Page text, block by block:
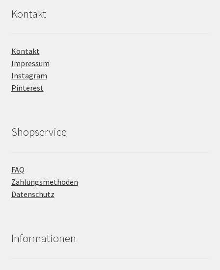
Kontakt
Kontakt
Impressum
Instagram
Pinterest
Shopservice
FAQ
Zahlungsmethoden
Datenschutz
Informationen